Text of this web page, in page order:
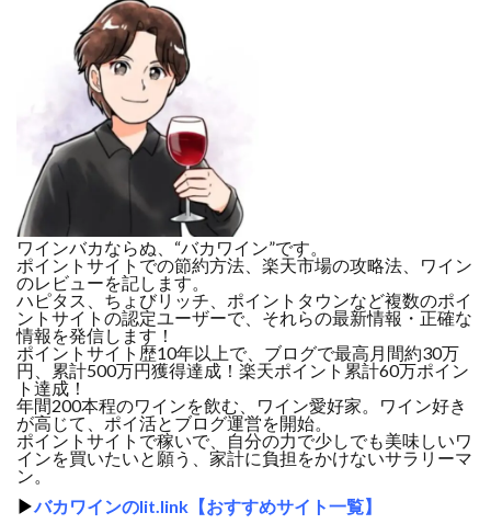
ワインバカならぬ、“バカワイン”です。
ポイントサイトでの節約方法、楽天市場の攻略法、ワイン
のレビューを記します。
ハピタス、ちょびリッチ、ポイントタウンなど複数のポイ
ントサイトの認定ユーザーで、それらの最新情報・正確な
情報を発信します！
ポイントサイト歴10年以上で、ブログで最高月間約30万
円、累計500万円獲得達成！楽天ポイント累計60万ポイン
ト達成！
年間200本程のワインを飲む、ワイン愛好家。ワイン好き
が高じて、ポイ活とブログ運営を開始。
ポイントサイトで稼いで、自分の力で少しでも美味しいワ
インを買いたいと願う、家計に負担をかけないサラリーマ
ン。
▶バカワインのlit.link【おすすめサイト一覧】